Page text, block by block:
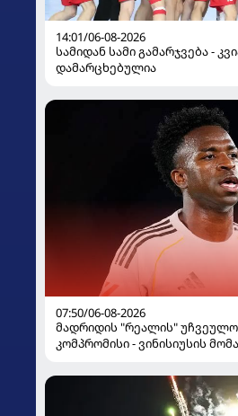
14:01/06-08-2026
სამიდან სამი გამარჯვება -
დამარცხებულია
07:50/06-08-2026
მადრიდის "რეალის"
კომპრომისი - ვინისიუსის